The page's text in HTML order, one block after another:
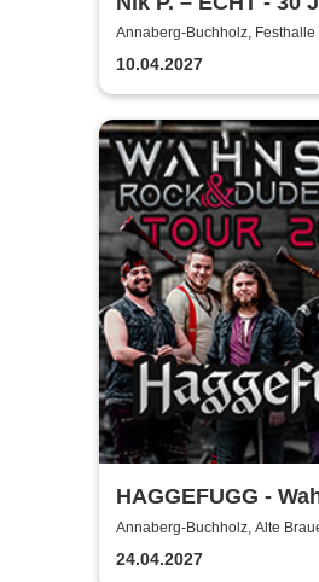
Jubiläumstour
Annaberg-Buchholz,
Buchholz
10.04.2027
HAGGEFUGG -
Rock & Dudelsack
Annaberg-Buchholz, Alte
Buchholz
24.04.2027